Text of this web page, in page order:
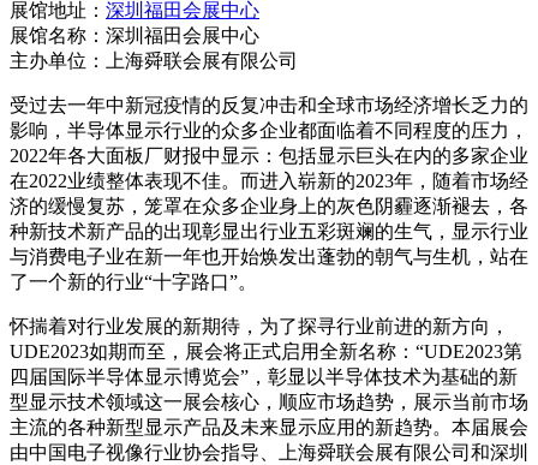
展馆地址： 深圳福田会展中心
展馆名称：深圳福田会展中心
主办单位：上海舜联会展有限公司
受过去一年中新冠疫情的反复冲击和全球市场经济增长乏力的
影响，半导体显示行业的众多企业都面临着不同程度的压力，
2022年各大面板厂财报中显示：包括显示巨头在内的多家企业
在2022业绩整体表现不佳。而进入崭新的2023年，随着市场经
济的缓慢复苏，笼罩在众多企业身上的灰色阴霾逐渐褪去，各
种新技术新产品的出现彰显出行业五彩斑斓的生气，显示行业
与消费电子业在新一年也开始焕发出蓬勃的朝气与生机，站在
了一个新的行业“十字路口”。
怀揣着对行业发展的新期待，为了探寻行业前进的新方向，
UDE2023如期而至，展会将正式启用全新名称：“UDE2023第
四届国际半导体显示博览会”，彰显以半导体技术为基础的新
型显示技术领域这一展会核心，顺应市场趋势，展示当前市场
主流的各种新型显示产品及未来显示应用的新趋势。本届展会
由中国电子视像行业协会指导、上海舜联会展有限公司和深圳